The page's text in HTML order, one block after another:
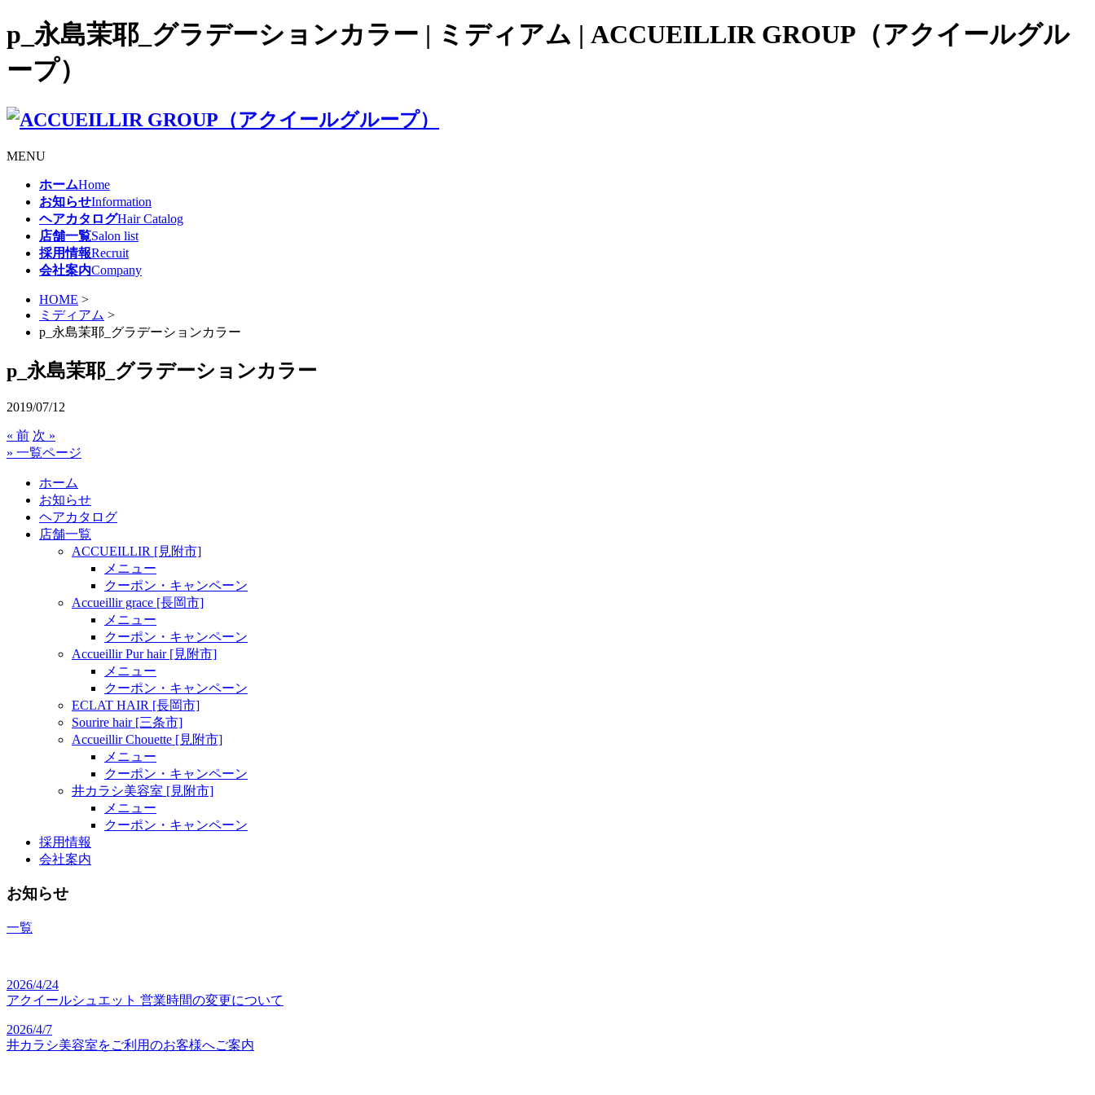
p_永島茉耶_グラデーションカラー | ミディアム | ACCUEILLIR GROUP（アクイールグル
ープ）
MENU
ホームHome
お知らせInformation
ヘアカタログHair Catalog
店舗一覧Salon list
採用情報Recruit
会社案内Company
HOME >
ミディアム >
p_永島茉耶_グラデーションカラー
p_永島茉耶_グラデーションカラー
2019/07/12
« 前 次 »
» 一覧ページ
ホーム
お知らせ
ヘアカタログ
店舗一覧
ACCUEILLIR [見附市]
メニュー
クーポン・キャンペーン
Accueillir grace [長岡市]
メニュー
クーポン・キャンペーン
Accueillir Pur hair [見附市]
メニュー
クーポン・キャンペーン
ECLAT HAIR [長岡市]
Sourire hair [三条市]
Accueillir Chouette [見附市]
メニュー
クーポン・キャンペーン
井カラシ美容室 [見附市]
メニュー
クーポン・キャンペーン
採用情報
会社案内
お知らせ
一覧
2026/4/24
アクイールシュエット 営業時間の変更について
2026/4/7
井カラシ美容室をご利用のお客様へご案内